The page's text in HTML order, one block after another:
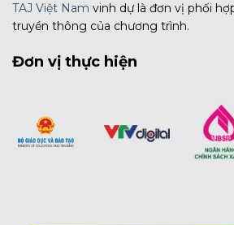
TAJ Việt Nam vinh dự là đơn vị phối
truyền thông của chương trình.
Đơn vị thực hiện